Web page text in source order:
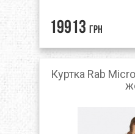
19913 грн
Куртка Rab